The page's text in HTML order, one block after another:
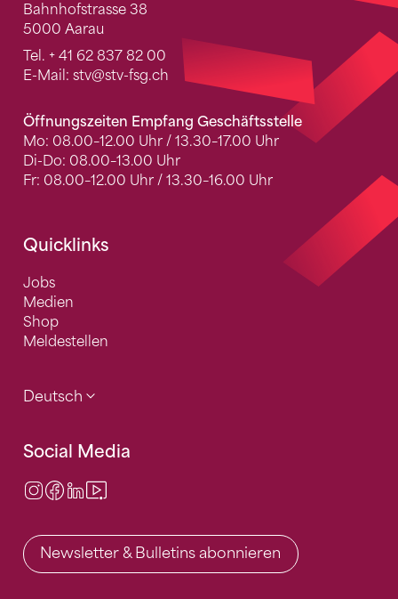
Bahnhofstrasse 38
5000 Aarau
Tel. + 41 62 837 82 00
E-Mail: stv@stv-fsg.ch
Öffnungszeiten Empfang Geschäftsstelle
Mo: 08.00–12.00 Uhr / 13.30–17.00 Uhr
Di-Do: 08.00–13.00 Uhr
Fr: 08.00–12.00 Uhr / 13.30–16.00 Uhr
Quicklinks
Jobs
Medien
Shop
Meldestellen
Deutsch
Social Media
Instagram
Facebook
LinkedIn
Newsletter & Bulletins abonnieren